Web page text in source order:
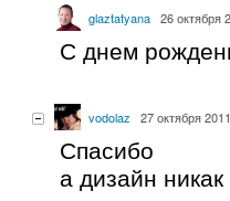
glaztatyana 26 октября
С днем
vodolaz 27 октября
Спасибо
а дизайн